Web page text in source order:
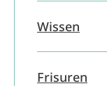
Wissen
Frisuren